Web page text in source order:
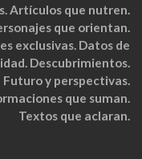
Artículos que nutren.
que orientan.
exclusivas. Datos de
Descubrimientos.
Futuro y perspectivas.
que suman.
Textos que aclaran.